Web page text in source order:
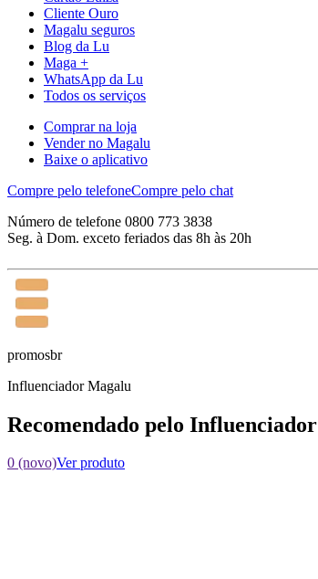
Cliente Ouro
Magalu seguros
Blog da Lu
Maga +
WhatsApp da Lu
Todos os serviços
Comprar na loja
Vender no Magalu
Baixe o aplicativo
Compre pelo telefoneCompre pelo chat
Número de telefone 0800 773 3838
Seg. à Dom. exceto feriados das 8h às 20h
promosbr
Influenciador Magalu
Recomendado pelo Influenciador
0 (novo)Ver produto